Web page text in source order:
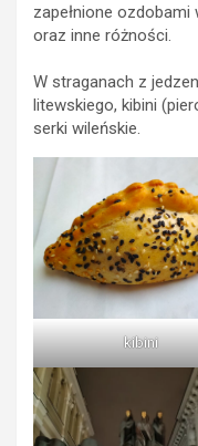
zapełnione
oraz inne różności.
W straganach z
litewskiego, kibini
serki wileńskie.
kibini